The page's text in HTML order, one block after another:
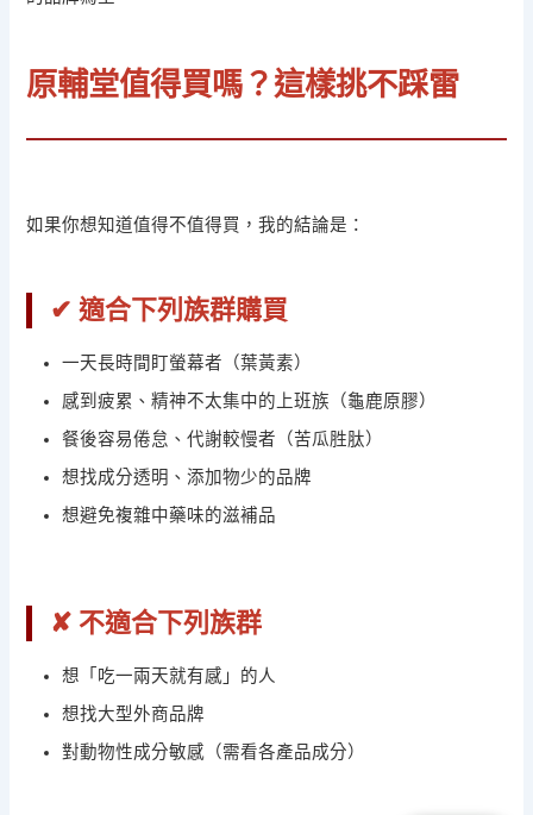
原輔堂值得買嗎？這樣挑不踩雷
如果你想知道值得不值得買，我的結論是：
✔ 適合下列族群購買
一天長時間盯螢幕者（葉黃素）
感到疲累、精神不太集中的上班族（龜鹿原膠）
餐後容易倦怠、代謝較慢者（苦瓜胜肽）
想找成分透明、添加物少的品牌
想避免複雜中藥味的滋補品
✘ 不適合下列族群
想「吃一兩天就有感」的人
想找大型外商品牌
對動物性成分敏感（需看各產品成分）